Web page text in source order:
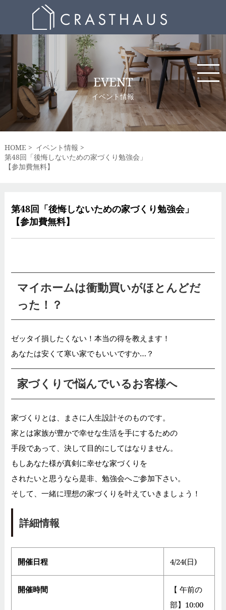
EVENT
イベント情報
HOME
イベント情報
第48回「後悔しないための家づくり勉強会」
【参加費無料】
第48回「後悔しないための家づくり勉強会」
【参加費無料】
マイホームは衝動買いがほとんどだ
った！？
ゼッタイ損したくない！本当の得を教えます！
あなたは安くて寒い家でもいいですか…？
家づくりで悩んでいるお客様へ
家づくりとは、まさに人生設計そのものです。
家とは家族が豊かで幸せな生活を手にするための
手段であって、決して目的にしてはなりません。
もしあなた様が真剣に幸せな家づくりを
されたいと思うなら是非、勉強会へご参加下さい。
そして、一緒に理想の家づくりを叶えていきましょう！
詳細情報
開催日程 4/24(日)
開催時間
【 午前の
部】10:00